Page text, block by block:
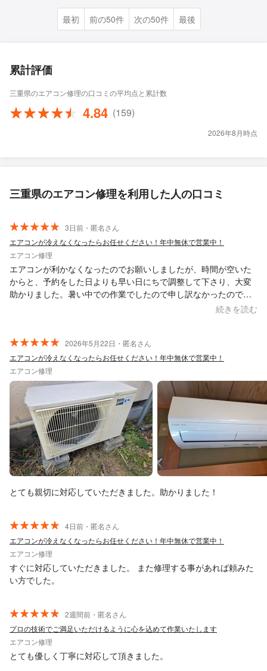
最初 前の50件 次の50件 最後
累計評価
三重県のエアコン修理の口コミの平均点と累計数
4.84 (159)
2026年8月時点
三重県のエアコン修理を利用した人の口コミ
3日前・匿名さん
エアコンが冷えなくなったらお任せください！年中無休で営業中！
エアコン修理
エアコンが利かなくなったのでお願いしましたが、時間が空いた
からと、予約をした日よりも早い日にちで調整して下さり、大変
助かりました。暑い中での作業でしたので申し訳なかったのです
が、原因も早く見つけてちょいちょいと直して下さいました。し
続きを読む
2026年5月22日・匿名さん
エアコンが冷えなくなったらお任せください！年中無休で営業中！
エアコン修理
とても親切に対応していただきました。助かりました！
4日前・匿名さん
エアコンが冷えなくなったらお任せください！年中無休で営業中！
エアコン修理
すぐに対応していただきました。 また修理する事があれば頼みた
い方でした。
2週間前・匿名さん
プロの技術でご満足いただけるように心を込めて作業いたします
エアコン修理
とても優しく丁寧に対応して頂きました。